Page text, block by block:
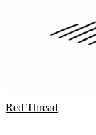
Red Thread